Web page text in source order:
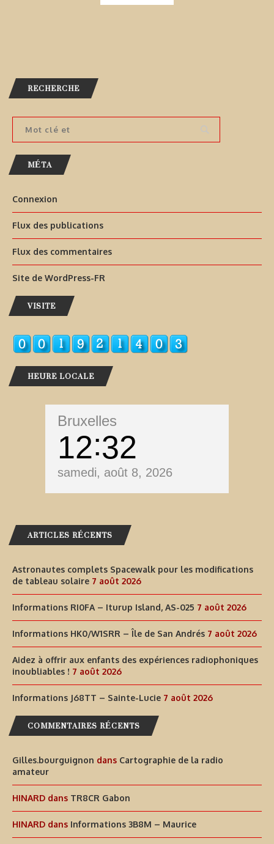
RECHERCHE
MÉTA
Connexion
Flux des publications
Flux des commentaires
Site de WordPress-FR
VISITE
HEURE LOCALE
Bruxelles
12 32
samedi, août 8, 2026
ARTICLES RÉCENTS
Astronautes complets Spacewalk pour les modifications
de tableau solaire 7 août 2026
Informations RI0FA – Iturup Island, AS-025 7 août 2026
Informations HK0/W1SRR – Île de San Andrés 7 août 2026
Aidez à offrir aux enfants des expériences radiophoniques
inoubliables ! 7 août 2026
Informations J68TT – Sainte-Lucie 7 août 2026
COMMENTAIRES RÉCENTS
Gilles.bourguignon dans Cartographie de la radio
amateur
HINARD dans TR8CR Gabon
HINARD dans Informations 3B8M – Maurice